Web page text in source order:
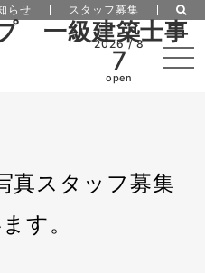
らせ スタッフ募集
2026 / 8
7
open
真スタッフ募集
す。